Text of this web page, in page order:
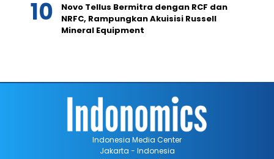
Novo Tellus Bermitra dengan RCF dan
NRFC, Rampungkan Akuisisi Russell
Mineral Equipment
Indonesia Media Center
Jakarta - Indonesia